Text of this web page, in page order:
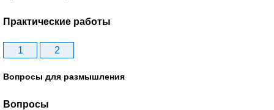
Практические работы
1 2
Вопросы для размышления
Вопросы